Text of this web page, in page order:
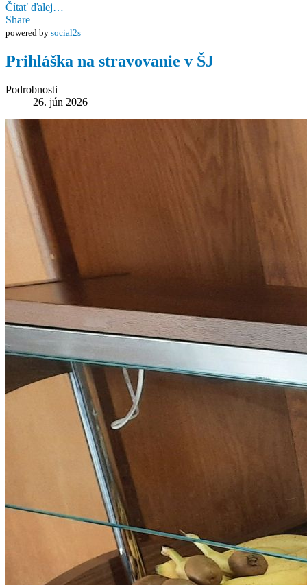
Čítať ďalej…
Share
powered by social2s
Prihláška na stravovanie v ŠJ
Podrobnosti
26. jún 2026